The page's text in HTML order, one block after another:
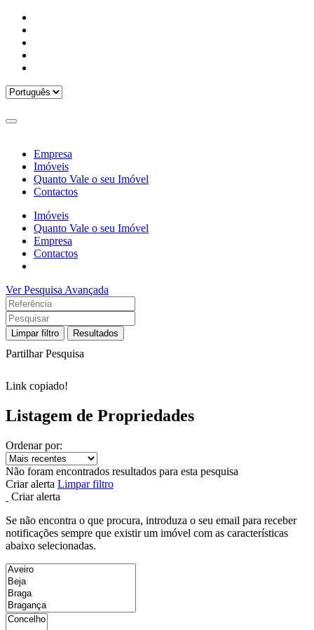
Empresa
Imóveis
Quanto Vale o seu Imóvel
Contactos
Imóveis
Quanto Vale o seu Imóvel
Empresa
Contactos
Ver Pesquisa Avançada
Limpar filtro Resultados
Partilhar Pesquisa
Link copiado!
Listagem de Propriedades
Ordenar por:
Não foram encontrados resultados para esta pesquisa
Criar alerta Limpar filtro
Criar alerta
Se não encontra o que procura, introduza o seu email para receber
notificações sempre que existir um imóvel com as características
abaixo selecionadas.